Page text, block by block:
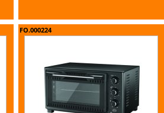
FO.000224